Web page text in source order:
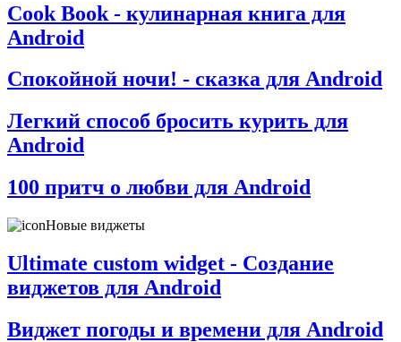
Cook Book - кулинарная книга для
Android
Спокойной ночи! - сказка для Android
Легкий способ бросить курить для
Android
100 притч о любви для Android
Новые виджеты
Ultimate custom widget - Создание
виджетов для Android
Виджет погоды и времени для Android